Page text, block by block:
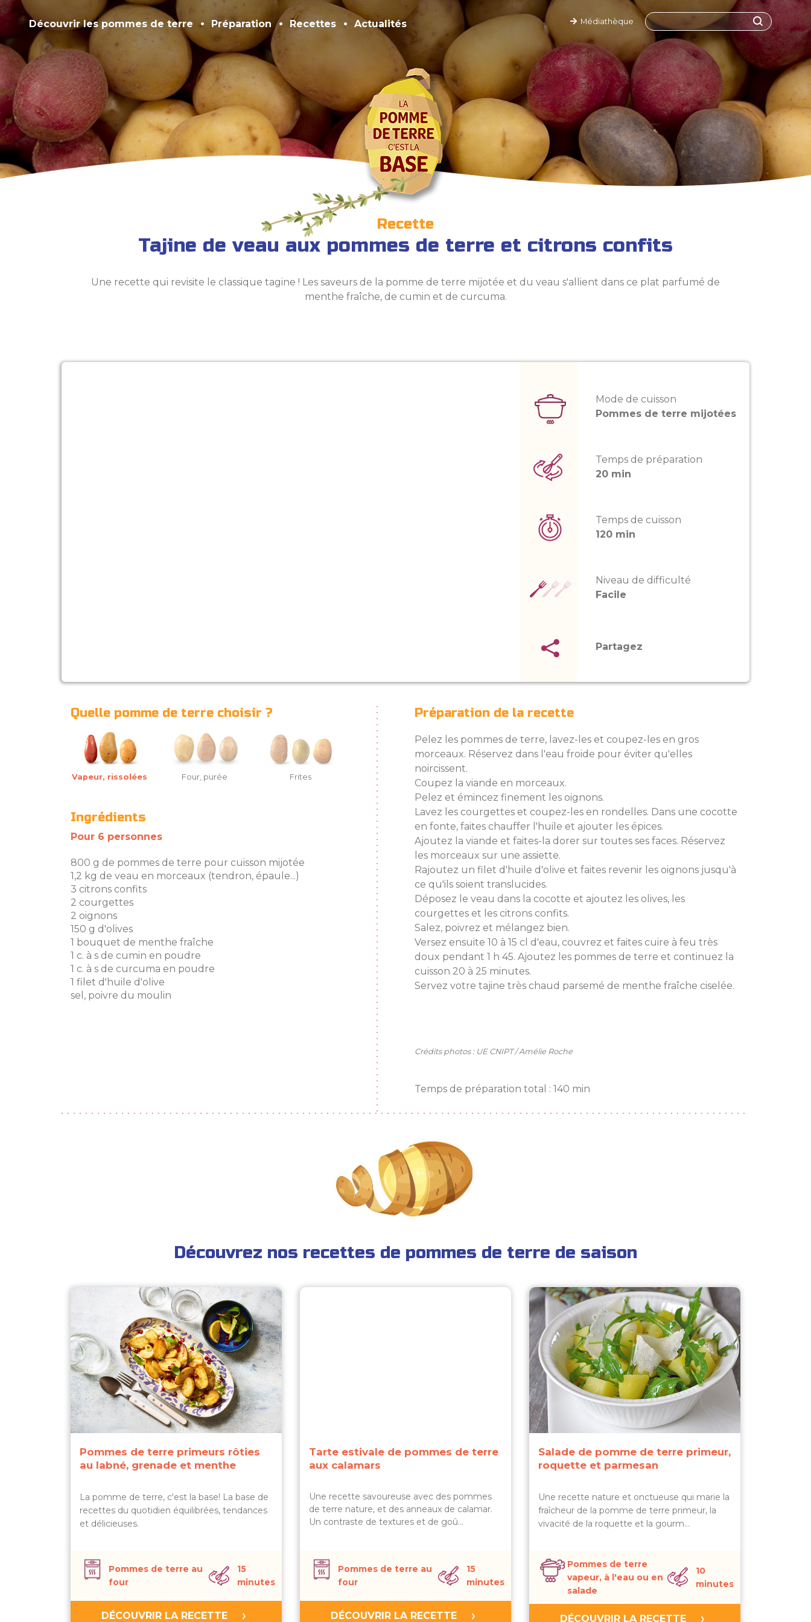
Découvrir les pommes de terre Préparation Recettes Actualités Médiathèque
Recette
Tajine de veau aux pommes de terre et citrons confits
Une recette qui revisite le classique tagine ! Les saveurs de la pomme de terre mijotée et du veau s'allient dans ce plat parfumé de
menthe fraîche, de cumin et de curcuma.
Mode de cuisson
Pommes de terre mijotées
Temps de préparation
20 min
Temps de cuisson
120 min
Niveau de difficulté
Facile
Partagez
Quelle pomme de terre choisir ?
Vapeur, rissolées Four, purée Frites
Ingrédients
Pour 6 personnes
800 g de pommes de terre pour cuisson mijotée
1,2 kg de veau en morceaux (tendron, épaule...)
3 citrons confits
2 courgettes
2 oignons
150 g d'olives
1 bouquet de menthe fraîche
1 c. à s de cumin en poudre
1 c. à s de curcuma en poudre
1 filet d'huile d'olive
sel, poivre du moulin
Préparation de la recette
Pelez les pommes de terre, lavez-les et coupez-les en gros
morceaux. Réservez dans l'eau froide pour éviter qu'elles
noircissent.
Coupez la viande en morceaux.
Pelez et émincez finement les oignons.
Lavez les courgettes et coupez-les en rondelles. Dans une cocotte
en fonte, faites chauffer l'huile et ajouter les épices.
Ajoutez la viande et faites-la dorer sur toutes ses faces. Réservez
les morceaux sur une assiette.
Rajoutez un filet d'huile d'olive et faites revenir les oignons jusqu'à
ce qu'ils soient translucides.
Déposez le veau dans la cocotte et ajoutez les olives, les
courgettes et les citrons confits.
Salez, poivrez et mélangez bien.
Versez ensuite 10 à 15 cl d'eau, couvrez et faites cuire à feu très
doux pendant 1 h 45. Ajoutez les pommes de terre et continuez la
cuisson 20 à 25 minutes.
Servez votre tajine très chaud parsemé de menthe fraîche ciselée.
Crédits photos : UE CNIPT / Amélie Roche
Temps de préparation total : 140 min
Découvrez nos recettes de pommes de terre de saison
Pommes de terre primeurs rôties
au labné, grenade et menthe
La pomme de terre, c'est la base! La base de
recettes du quotidien équilibrées, tendances
et délicieuses.
Pommes de terre au
four
15
minutes
DÉCOUVRIR LA RECETTE
Tarte estivale de pommes de terre
aux calamars
Une recette savoureuse avec des pommes
de terre nature, et des anneaux de calamar.
Un contraste de textures et de goû…
Pommes de terre au
four
15
minutes
DÉCOUVRIR LA RECETTE
Salade de pomme de terre primeur,
roquette et parmesan
Une recette nature et onctueuse qui marie la
fraîcheur de la pomme de terre primeur, la
vivacité de la roquette et la gourm…
Pommes de terre
vapeur, à l'eau ou en
salade
10
minutes
DÉCOUVRIR LA RECETTE